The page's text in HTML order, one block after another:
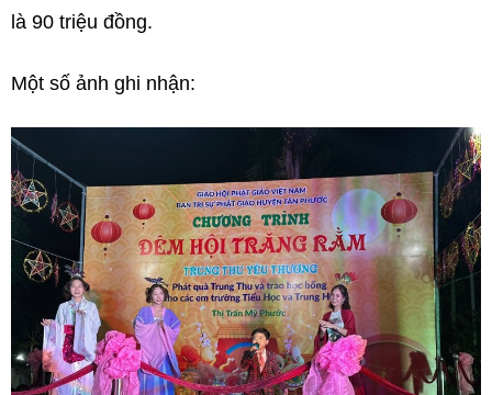
là 90 triệu đồng.
Một số ảnh ghi nhận: